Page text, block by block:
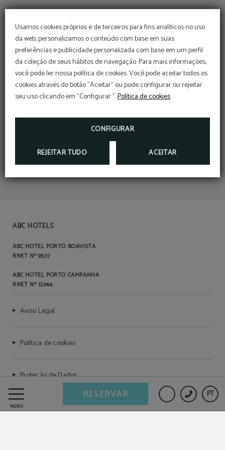
Usamos cookies próprios e de terceiros para fins analíticos no uso
da web, personalizamos o conteúdo com base em suas
preferências e publicidade personalizada com base em um perfil
da coleção de seus hábitos de navegação. Para mais informações,
você pode ler nossa política de cookies. Você pode aceitar todos os
cookies através do botão "Aceitar" ou pode configurar ou rejeitar
seu uso clicando em "Configurar ".Política de cookies
CONFIGURAR
REJEITAR TUDO ACEITAR
MENU
PT
RESERVAR
ABC HOTELS
ABC HOTEL PORTO BOAVISTA
RNET Nº 9537
ABC HOTEL PORTO CAMPANHA
RNET Nº 12964
Aviso Legal
Política de cookies
Proteção de Dados
Livro de reclamações